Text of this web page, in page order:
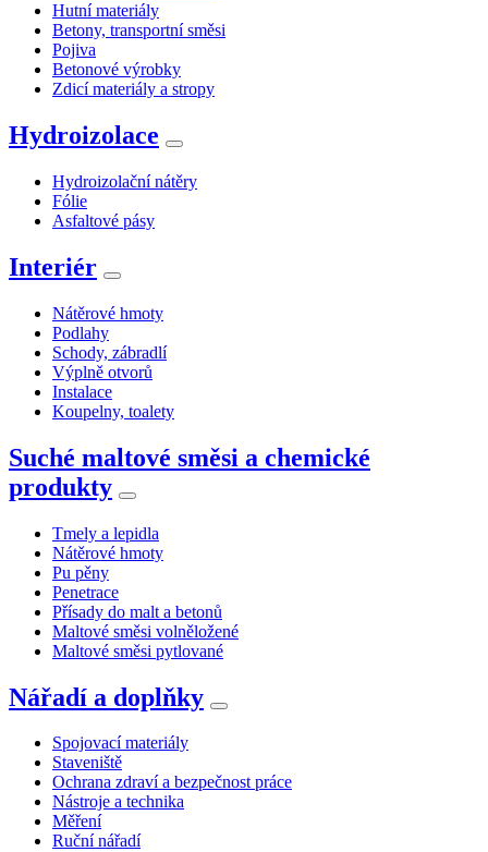
Hutní materiály
Betony, transportní směsi
Pojiva
Betonové výrobky
Zdicí materiály a stropy
Hydroizolace
Hydroizolační nátěry
Fólie
Asfaltové pásy
Interiér
Nátěrové hmoty
Podlahy
Schody, zábradlí
Výplně otvorů
Instalace
Koupelny, toalety
Suché maltové směsi a chemické
produkty
Tmely a lepidla
Nátěrové hmoty
Pu pěny
Penetrace
Přísady do malt a betonů
Maltové směsi volněložené
Maltové směsi pytlované
Nářadí a doplňky
Spojovací materiály
Staveniště
Ochrana zdraví a bezpečnost práce
Nástroje a technika
Měření
Ruční nářadí